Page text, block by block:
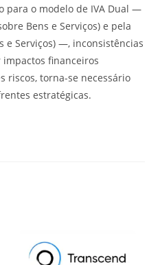
para o modelo de IVA Dual —
Bens e Serviços) e pela
e Serviços) —, inconsistências
impactos financeiros
riscos, torna-se necessário
estratégicas.